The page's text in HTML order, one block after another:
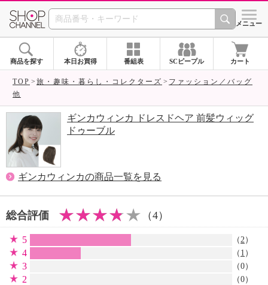
SHOP CHANNEL シメニュー
商品を探す 本日お買得 番組表 SCピープル カート
TOP 旅・趣味・暮らし・コレクターズ
ファッション／バッグ
他
ギンカウィンカ ドレスドヘア 前髪ウィッグ
ドゥーブル
ギンカウィンカの商品一覧を見る
総合評価 （4）
5 （2）
4 （ 1 ）
3 （0）
2 （0）